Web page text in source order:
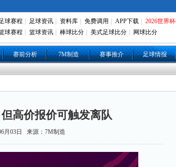
球赛程 足球资讯 资料库 免费调用 APP下载
2026世界杯
球赛程 篮球资讯 棒球比分 美式足球比分 网球比分
赛前分析 7M制造 赛事推介 足球情报
高价报价可触发离队
月03日 来源：7M制造